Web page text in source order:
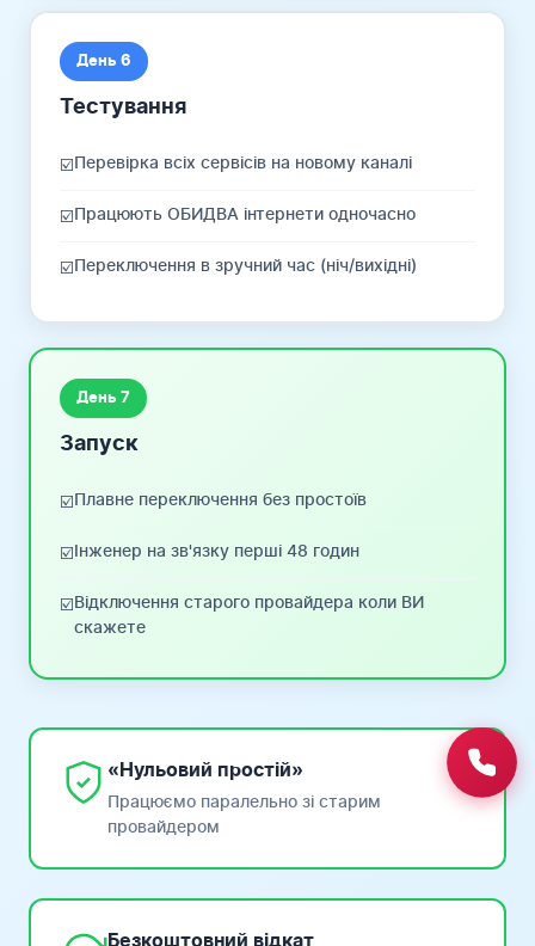
День 6
Тестування
☑️Перевірка всіх сервісів на новому каналі
☑️Працюють ОБИДВА інтернети одночасно
☑️Переключення в зручний час (ніч/вихідні)
День 7
Запуск
☑️Плавне переключення без простоїв
☑️Інженер на зв'язку перші 48 годин
☑️Відключення старого провайдера коли ВИ
скажете
«Нульовий простій»
Працюємо паралельно зі старим
провайдером
Безкоштовний відкат